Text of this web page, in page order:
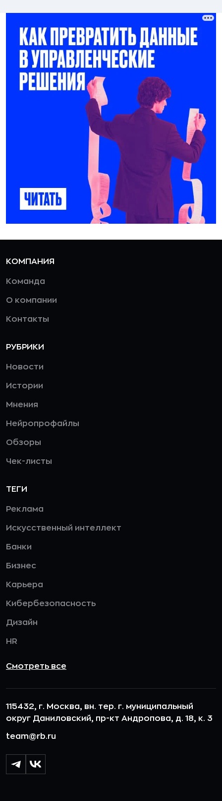
КОМПАНИЯ
Команда
О компании
Контакты
РУБРИКИ
Новости
Истории
Мнения
Нейропрофайлы
Обзоры
Чек-листы
ТЕГИ
Реклама
Искусственный интеллект
Банки
Бизнес
Карьера
Кибербезопасность
Дизайн
HR
Смотреть все
115432, г. Москва, вн. тер. г. муниципальный
округ Даниловский, пр-кт Андропова, д. 18, к. 3
team@rb.ru